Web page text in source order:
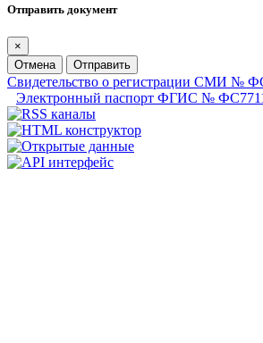
Отправить документ
×
Отмена
Отправить
Свидетельство о регистрации СМИ №
Электронный паспорт ФГИС №